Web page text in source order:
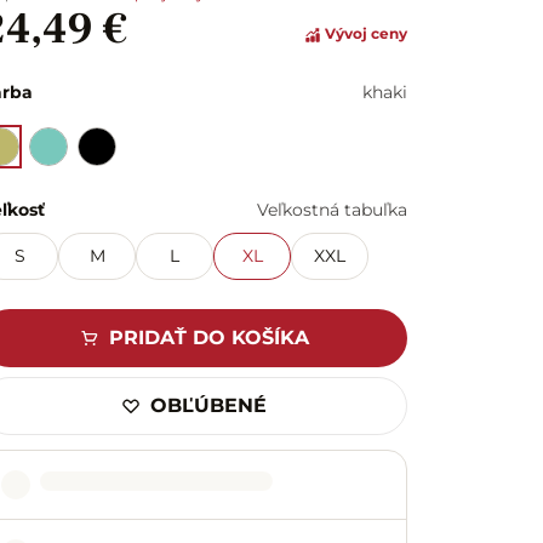
€ Vývoj ceny
khaki
Veľkostná tabuľka
S M L XL XXL
PRIDAŤ DO KOŠÍKA
OBĽÚBENÉ